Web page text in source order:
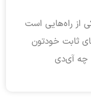
از راه‌هایی است
ثابت خودتون
چه آی‌دی